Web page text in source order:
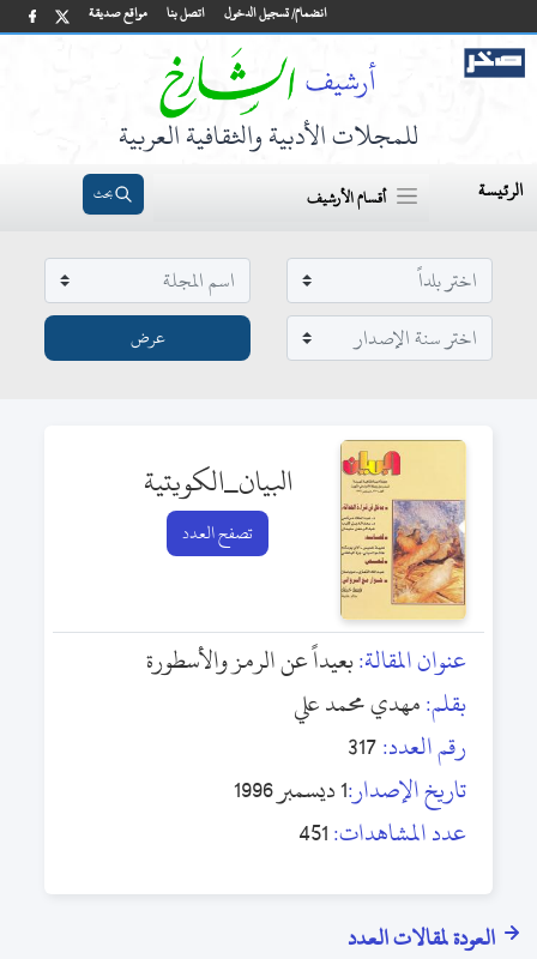
مواقع صديقة اتصل بنا انضمام/ تسجيل الدخول
للمجلات الأدبية والثقافية العربية
الرئيسة أقسام الأرشيف بحث
البيان_الكويتية
تصفح العدد
عنوان المقالة:بعيداً عن الرمز والأسطورة
بقلم:مهدي محمد علي
رقم العدد:317
تاريخ الإصدار:1 ديسمبر 1996
عدد المشاهدات:451
العودة لمقالات العدد